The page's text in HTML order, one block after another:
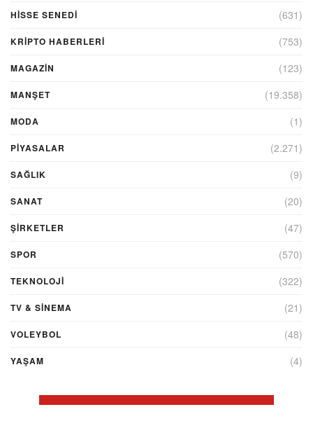
HİSSE SENEDİ (631)
KRIPTO HABERLERI (753)
MAGAZİN (123)
MANŞET (19.358)
MODA (1)
PİYASALAR (2.271)
SAĞLIK (9)
SANAT (20)
ŞIRKETLER (47)
SPOR (570)
TEKNOLOJİ (322)
TV & SINEMA (21)
VOLEYBOL (48)
YAŞAM (4)